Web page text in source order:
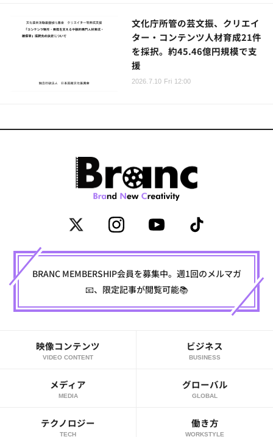
文化庁所管の芸文振、クリエイ
ター・コンテンツ人材育成21件
を採択。約45.46億円規模で支
援
2026.7.10 Fri 12:00
BRANC MEMBERSHIP会員を募集中。週1回のメルマガ
📧、限定記事が閲覧可能📚
映像コンテンツ
VIDEO CONTENT
ビジネス
BUSINESS
メディア
MEDIA
グローバル
GLOBAL
テクノロジー
TECH
働き方
WORKSTYLE